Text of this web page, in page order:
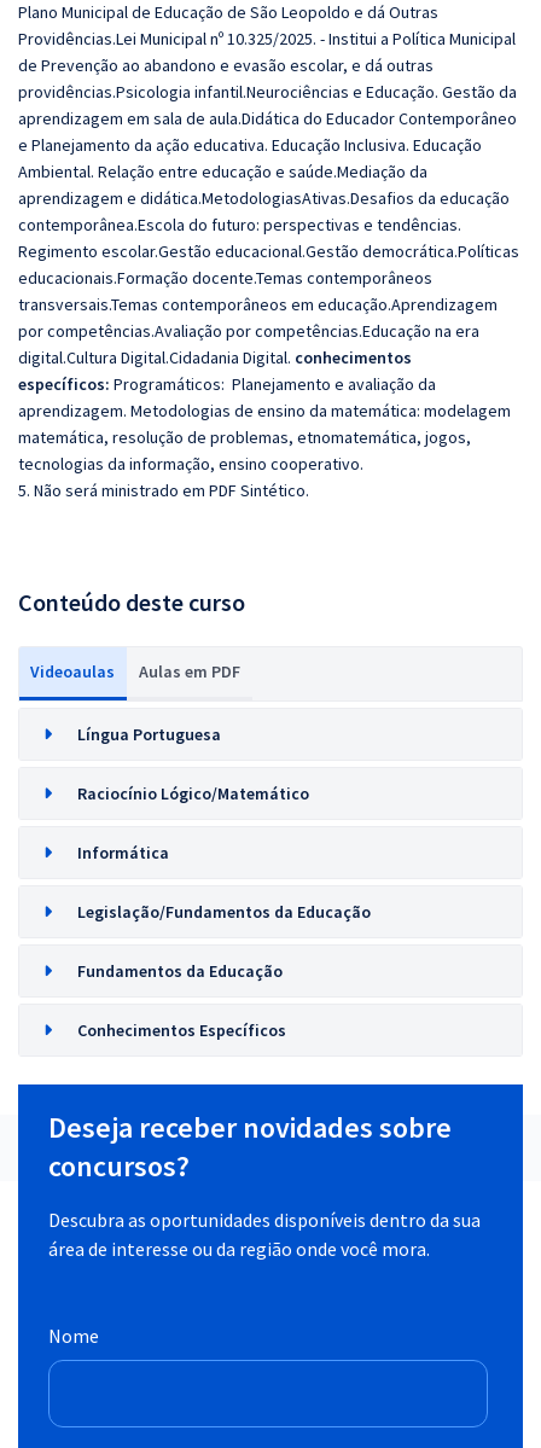
Plano Municipal de Educação de São Leopoldo e dá Outras
Providências.Lei Municipal nº 10.325/2025. - Institui a Política Municipal
de Prevenção ao abandono e evasão escolar, e dá outras
providências.Psicologia infantil.Neurociências e Educação. Gestão da
aprendizagem em sala de aula.Didática do Educador Contemporâneo
e Planejamento da ação educativa. Educação Inclusiva. Educação
Ambiental. Relação entre educação e saúde.Mediação da
aprendizagem e didática.MetodologiasAtivas.Desafios da educação
contemporânea.Escola do futuro: perspectivas e tendências.
Regimento escolar.Gestão educacional.Gestão democrática.Políticas
educacionais.Formação docente.Temas contemporâneos
transversais.Temas contemporâneos em educação.Aprendizagem
por competências.Avaliação por competências.Educação na era
digital.Cultura Digital.Cidadania Digital. conhecimentos
específicos: Programáticos: Planejamento e avaliação da
aprendizagem. Metodologias de ensino da matemática: modelagem
matemática, resolução de problemas, etnomatemática, jogos,
tecnologias da informação, ensino cooperativo.
5. Não será ministrado em PDF Sintético.
Conteúdo deste curso
Videoaulas Aulas em PDF
Língua Portuguesa
Raciocínio Lógico/Matemático
Informática
Legislação/Fundamentos da Educação
Fundamentos da Educação
Conhecimentos Específicos
Deseja receber novidades sobre
concursos?
Descubra as oportunidades disponíveis dentro da sua
área de interesse ou da região onde você mora.
Nome